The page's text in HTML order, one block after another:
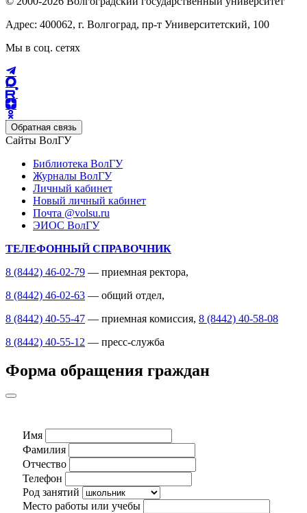
Адрес: 400062, г. Волгоград, пр-т Университетский, 100
Мы в соц. сетях
Обратная связь
Сайты ВолГУ
Библиотека ВолГУ
Журналы ВолГУ
Личный кабинет
Новый личный кабинет
Почта @volsu.ru
ЭИОС ВолГУ
ТЕЛЕФОННЫЙ СПРАВОЧНИК
8 (8442) 46-02-79 — приемная ректора,
8 (8442) 46-02-63 — общий отдел,
8 (8442) 40-55-47 — приемная комиссия, 8 (8442) 40-58-08
8 (8442) 40-55-12 — пресс-служба
Форма обращения граждан
Имя
Фамилия
Отчество
Телефон
Род занятий
Место работы или учебы